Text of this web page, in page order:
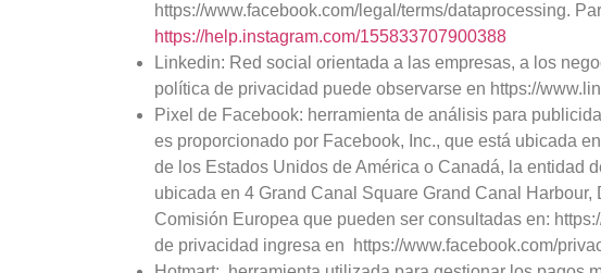
https://www.facebook.com/legal/terms/dataprocessing.
https://help.instagram.com/155833707900388
Linkedin: Red social orientada a las empresas, a los
política de privacidad puede observarse en https://
Pixel de Facebook: herramienta de análisis para
es proporcionado por Facebook, Inc., que está ubicada
de los Estados Unidos de América o Canadá, la entidad
ubicada en 4 Grand Canal Square Grand Canal
Comisión Europea que pueden ser consultadas en:
de privacidad ingresa en https://www.facebook.com/